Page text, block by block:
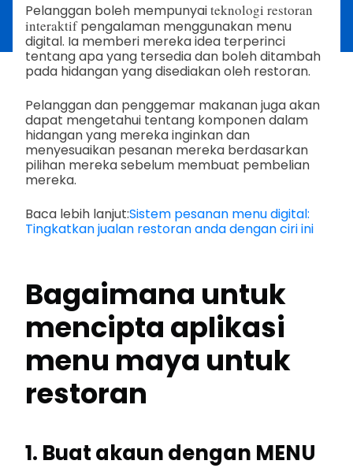
Pelanggan boleh mempunyaiteknologi restoran
interaktifpengalaman menggunakan menu
digital. Ia memberi mereka idea terperinci
tentang apa yang tersedia dan boleh ditambah
pada hidangan yang disediakan oleh restoran.
Pelanggan dan penggemar makanan juga akan
dapat mengetahui tentang komponen dalam
hidangan yang mereka inginkan dan
menyesuaikan pesanan mereka berdasarkan
pilihan mereka sebelum membuat pembelian
mereka.
Baca lebih lanjut:Sistem pesanan menu digital:
Tingkatkan jualan restoran anda dengan ciri ini
Bagaimana untuk
mencipta aplikasi
menu maya untuk
restoran
1. Buat akaun dengan MENU